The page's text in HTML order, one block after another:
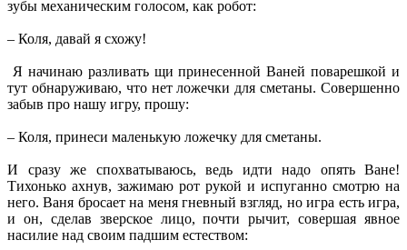
зубы механическим голосом, как робот:
– Коля, давай я схожу!
Я начинаю разливать щи принесенной Ваней поварешкой и
тут обнаруживаю, что нет ложечки для сметаны. Совершенно
забыв про нашу игру, прошу:
– Коля, принеси маленькую ложечку для сметаны.
И сразу же спохватываюсь, ведь идти надо опять Ване!
Тихонько ахнув, зажимаю рот рукой и испуганно смотрю на
него. Ваня бросает на меня гневный взгляд, но игра есть игра,
и он, сделав зверское лицо, почти рычит, совершая явное
насилие над своим падшим естеством: